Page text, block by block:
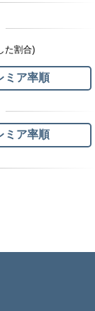
た割合)
ミア率順
ミア率順